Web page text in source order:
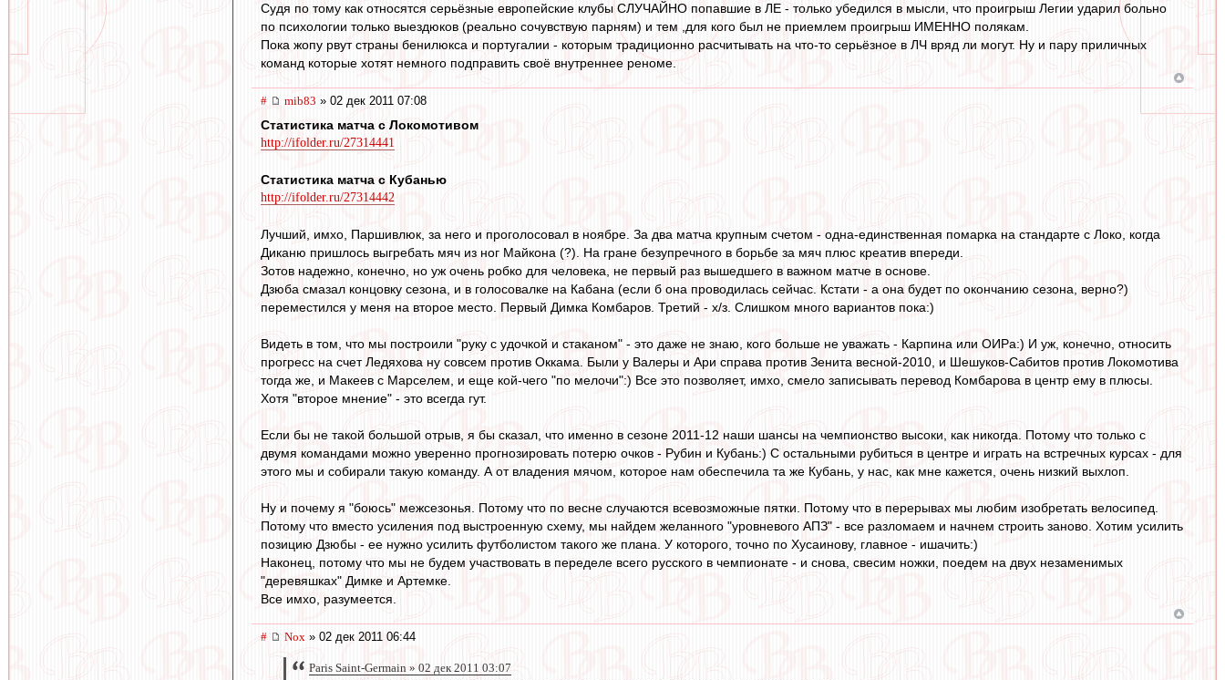
Судя по тому как относятся серьёзные европейские клубы СЛУЧАЙНО попавшие в ЛЕ - только убедился в мысли, что проигрыш Легии ударил больно
по психологии только выездюков (реально сочувствую парням) и тем ,для кого был не приемлем проигрыш ИМЕННО полякам.
Пока жопу рвут страны бенилюкса и португалии - которым традиционно расчитывать на что-то серьёзное в ЛЧ вряд ли могут. Ну и пару приличных
команд которые хотят немного подправить своё внутреннее реноме.
# mib83 » 02 дек 2011 07:08
Статистика матча с Локомотивом
http://ifolder.ru/27314441
Статистика матча с Кубанью
http://ifolder.ru/27314442
Лучший, имхо, Паршивлюк, за него и проголосовал в ноябре. За два матча крупным счетом - одна-единственная помарка на стандарте с Локо, когда
Диканю пришлось выгребать мяч из ног Майкона (?). На гране безупречного в борьбе за мяч плюс креатив впереди.
Зотов надежно, конечно, но уж очень робко для человека, не первый раз вышедшего в важном матче в основе.
Дзюба смазал концовку сезона, и в голосовалке на Кабана (если б она проводилась сейчас. Кстати - а она будет по окончанию сезона, верно?)
переместился у меня на второе место. Первый Димка Комбаров. Третий - х/з. Слишком много вариантов пока:)
Видеть в том, что мы построили "руку с удочкой и стаканом" - это даже не знаю, кого больше не уважать - Карпина или ОИРа:) И уж, конечно, относить
прогресс на счет Ледяхова ну совсем против Оккама. Были у Валеры и Ари справа против Зенита весной-2010, и Шешуков-Сабитов против Локомотива
тогда же, и Макеев с Марселем, и еще кой-чего "по мелочи":) Все это позволяет, имхо, смело записывать перевод Комбарова в центр ему в плюсы.
Хотя "второе мнение" - это всегда гут.
Если бы не такой большой отрыв, я бы сказал, что именно в сезоне 2011-12 наши шансы на чемпионство высоки, как никогда. Потому что только с
двумя командами можно уверенно прогнозировать потерю очков - Рубин и Кубань:) С остальными рубиться в центре и играть на встречных курсах - для
этого мы и собирали такую команду. А от владения мячом, которое нам обеспечила та же Кубань, у нас, как мне кажется, очень низкий выхлоп.
Ну и почему я "боюсь" межсезонья. Потому что по весне случаются всевозможные пятки. Потому что в перерывах мы любим изобретать велосипед.
Потому что вместо усиления под выстроенную схему, мы найдем желанного "уровневого АПЗ" - все разломаем и начнем строить заново. Хотим усилить
позицию Дзюбы - ее нужно усилить футболистом такого же плана. У которого, точно по Хусаинову, главное - ишачить:)
Наконец, потому что мы не будем участвовать в переделе всего русского в чемпионате - и снова, свесим ножки, поедем на двух незаменимых
"деревяшках" Димке и Артемке.
Все имхо, разумеется.
# Nox » 02 дек 2011 06:44
Paris Saint-Germain » 02 дек 2011 03:07